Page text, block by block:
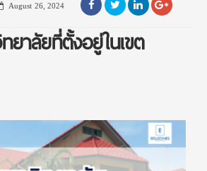
August 26, 2024
าลัยที่ตั้งอยู่ในเขต